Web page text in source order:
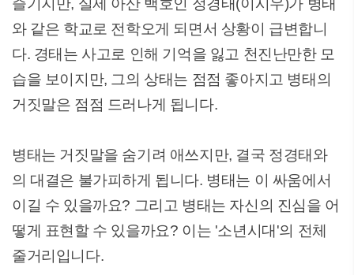
즐기지만, 실제 아산 백호인 정경태(이시우)가 병태
와 같은 학교로 전학오게 되면서 상황이 급변합니
다. 경태는 사고로 인해 기억을 잃고 천진난만한 모
습을 보이지만, 그의 상태는 점점 좋아지고 병태의
거짓말은 점점 드러나게 됩니다.
병태는 거짓말을 숨기려 애쓰지만, 결국 정경태와
의 대결은 불가피하게 됩니다. 병태는 이 싸움에서
이길 수 있을까요? 그리고 병태는 자신의 진심을 어
떻게 표현할 수 있을까요? 이는 '소년시대'의 전체
줄거리입니다.